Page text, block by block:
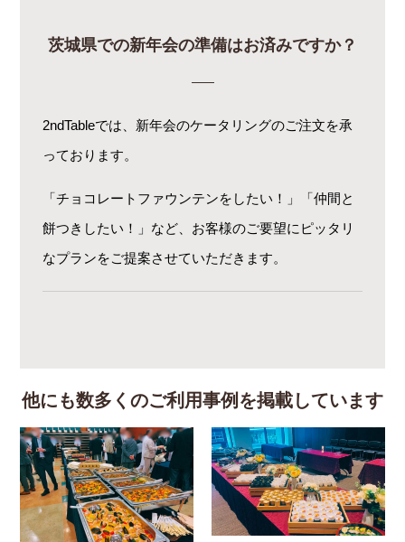
茨城県での新年会の準備はお済みですか？
2ndTableでは、新年会のケータリングのご注文を承
っております。
「チョコレートファウンテンをしたい！」「仲間と
餅つきしたい！」など、お客様のご要望にピッタリ
なプランをご提案させていただきます。
他にも数多くのご利用事例を掲載しています